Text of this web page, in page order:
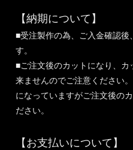
【納期について】
■受注製作の為、ご入金確認後
す。
■ご注文後のカットになり、カ
来ませんのでご注意ください
になっていますがご注文後の
ださい。
【お支払いについて】